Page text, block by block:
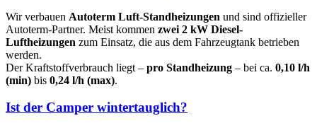
Wir verbauen Autoterm Luft-Standheizungen und sind offizieller
Autoterm-Partner. Meist kommen zwei 2 kW Diesel-
Luftheizungen zum Einsatz, die aus dem Fahrzeugtank betrieben
werden.
Der Kraftstoffverbrauch liegt – pro Standheizung – bei ca. 0,10 l/h
(min) bis 0,24 l/h (max).
Ist der Camper wintertauglich?